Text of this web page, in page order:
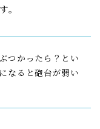
。
つかったら？とい
なると砲台が弱い